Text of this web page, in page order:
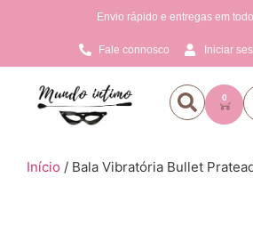
Envio rápido e entregas em
Fale connosco Iniciar
0
Início / Bala Vibratória Bullet